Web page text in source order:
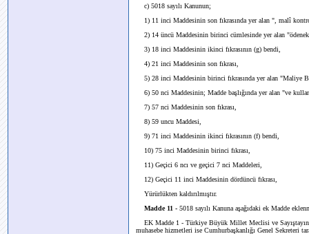
c) 5018 sayılı Kanunun;
1) 11 inci Maddesinin son fıkrasında yer alan ", malî
2) 14 üncü Maddesinin birinci cümlesinde yer alan
3) 18 inci Maddesinin ikinci fıkrasının (g) bendi,
4) 21 inci Maddesinin son fıkrası,
5) 28 inci Maddesinin birinci fıkrasında yer alan "Maliye
6) 50 nci Maddesinin; Madde başlığında yer alan "ve
7) 57 nci Maddesinin son fıkrası,
8) 59 uncu Maddesi,
9) 71 inci Maddesinin ikinci fıkrasının (f) bendi,
10) 75 inci Maddesinin birinci fıkrası,
11) Geçici 6 ncı ve geçici 7 nci Maddeleri,
12) Geçici 11 inci Maddesinin dördüncü fıkrası,
Yürürlükten kaldırılmıştır.
Madde 11 - 5018 sayılı Kanuna aşağıdaki ek Madde
EK Madde 1 - Türkiye Büyük Millet Meclisi ve
muhasebe hizmetleri ise Cumhurbaşkanlığı Genel Sekreteri